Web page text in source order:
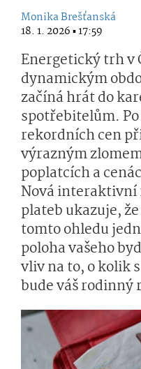
Monika Brešťanská
18. 1. 2026 ▪ 17:59
Energetický trh v
dynamickým
začíná hrát do
spotřebitelům.
rekordních cen
výrazným
poplatcích a
Nová interaktivní
plateb ukazuje,
tomto ohledu
poloha vašeho
vliv na to, o kolik
bude váš rodinný